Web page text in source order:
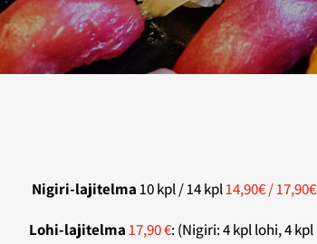
Nigiri-lajitelma10 kpl / 14 kpl14,90€ / 17,90€
Lohi-lajitelma17,90 €:(Nigiri: 4 kpl lohi, 4 kpl